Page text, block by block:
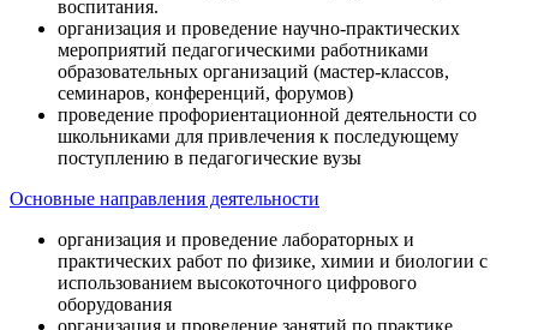
воспитания.
организация и проведение научно-практических
мероприятий педагогическими работниками
образовательных организаций (мастер-классов,
семинаров, конференций, форумов)
проведение профориентационной деятельности со
школьниками для привлечения к последующему
поступлению в педагогические вузы
Основные направления деятельности
организация и проведение лабораторных и
практических работ по физике, химии и биологии с
использованием высокоточного цифрового
оборудования
организация и проведение занятий по практике